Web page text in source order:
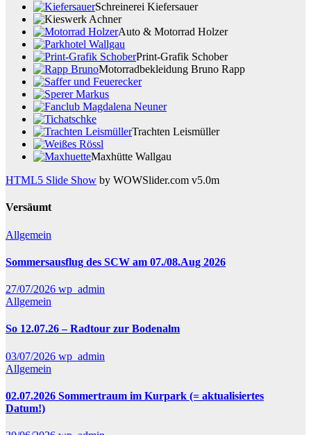
Schreinerei Kiefersauer
Auto & Motorrad Holzer
Print-Grafik Schober
Motorradbekleidung Bruno Rapp
Trachten Leismüller
Maxhütte Wallgau
HTML5 Slide Show by WOWSlider.com v5.0m
Versäumt
Allgemein
Sommersausflug des SCW am 07./08.Aug 2026
27/07/2026 wp_admin
Allgemein
So 12.07.26 – Radtour zur Bodenalm
03/07/2026 wp_admin
Allgemein
02.07.2026 Sommertraum im Kurpark (= aktualisiertes
Datum!)